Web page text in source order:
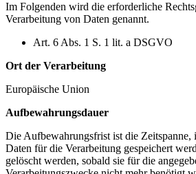
Im Folgenden wird die erforderliche
Verarbeitung von Daten genannt.
Art. 6 Abs. 1 S. 1 lit. a DSGVO
Ort der Verarbeitung
Europäische Union
Aufbewahrungsdauer
Die Aufbewahrungsfrist ist die Zeitspanne,
Daten für die Verarbeitung gespeichert
gelöscht werden, sobald sie für die